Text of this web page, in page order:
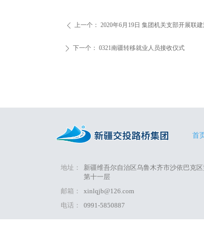
ꄲ 下一个： 0321南疆转移就业人员接收仪式
ꄴ 上一个： 2020年6月19日 集团机关支部开展联
首
地址：
新疆维吾尔自治区乌鲁木齐市沙依巴克
第十一层
邮箱：
xinlqjb@126.com
电话：
0991-5850887